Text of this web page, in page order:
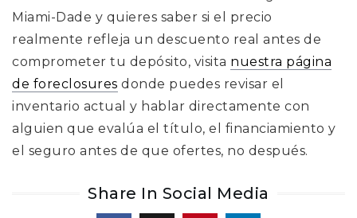
Miami-Dade y quieres saber si el precio
realmente refleja un descuento real antes de
comprometer tu depósito, visita nuestra página
de foreclosures donde puedes revisar el
inventario actual y hablar directamente con
alguien que evalúa el título, el financiamiento y
el seguro antes de que ofertes, no después.
Share In Social Media